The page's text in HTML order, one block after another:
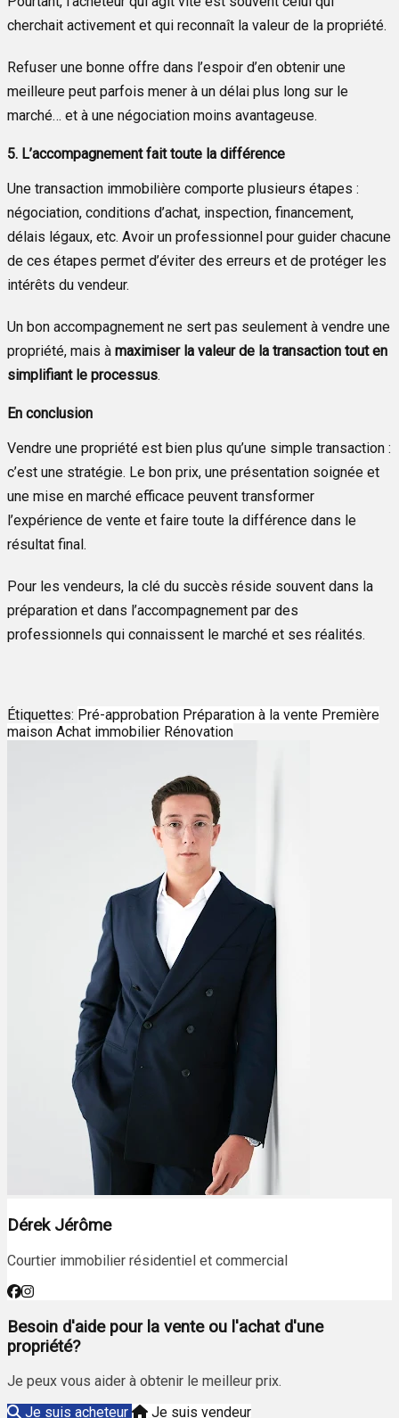
cherchait activement et qui reconnaît la valeur de la propriété.
Refuser une bonne offre dans l’espoir d’en obtenir une
meilleure peut parfois mener à un délai plus long sur le
marché… et à une négociation moins avantageuse.
5. L’accompagnement fait toute la différence
Une transaction immobilière comporte plusieurs étapes :
négociation, conditions d’achat, inspection, financement,
délais légaux, etc. Avoir un professionnel pour guider chacune
de ces étapes permet d’éviter des erreurs et de protéger les
intérêts du vendeur.
Un bon accompagnement ne sert pas seulement à vendre une
propriété, mais à maximiser la valeur de la transaction tout en
simplifiant le processus.
En conclusion
Vendre une propriété est bien plus qu’une simple transaction :
c’est une stratégie. Le bon prix, une présentation soignée et
une mise en marché efficace peuvent transformer
l’expérience de vente et faire toute la différence dans le
résultat final.
Pour les vendeurs, la clé du succès réside souvent dans la
préparation et dans l’accompagnement par des
professionnels qui connaissent le marché et ses réalités.
Étiquettes: Pré-approbation Préparation à la vente Première
maison Achat immobilier Rénovation
Dérek Jérôme
Courtier immobilier résidentiel et commercial
Besoin d'aide pour la vente ou l'achat d'une
propriété?
Je peux vous aider à obtenir le meilleur prix.
Je suis acheteur
Je suis vendeur